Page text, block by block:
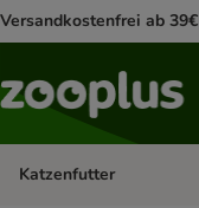
Versandkostenfrei ab 39€
Katzenfutter